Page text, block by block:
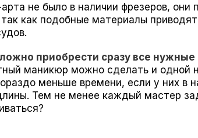
не было в наличии фрезеров, они
как подобные материалы
приобрести сразу все
маникюр можно сделать и одной
меньше времени, если у них в
Тем не менее каждый мастер